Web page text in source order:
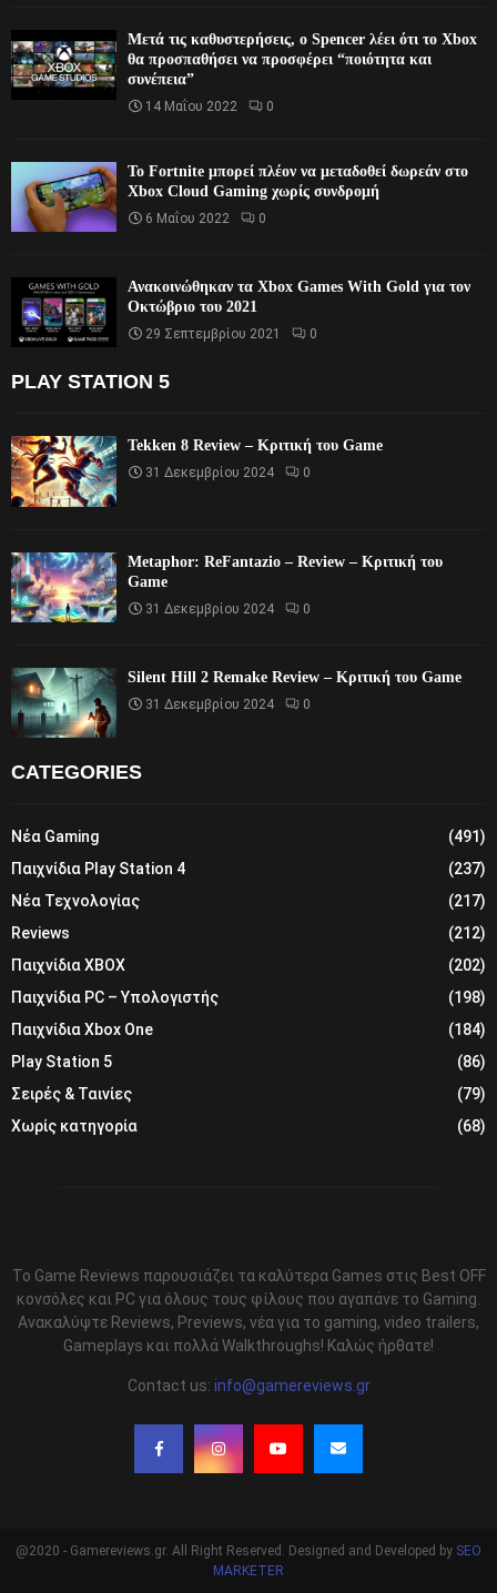
Μετά τις καθυστερήσεις, ο Spencer λέει ότι το Xbox
θα προσπαθήσει να προσφέρει “ποιότητα και
συνέπεια”
14 Μαΐου 2022 0
Το Fortnite μπορεί πλέον να μεταδοθεί δωρεάν στο
Xbox Cloud Gaming χωρίς συνδρομή
6 Μαΐου 2022 0
Ανακοινώθηκαν τα Xbox Games With Gold για τον
Οκτώβριο του 2021
29 Σεπτεμβρίου 2021 0
PLAY STATION 5
Tekken 8 Review – Κριτική του Game
31 Δεκεμβρίου 2024 0
Metaphor: ReFantazio – Review – Κριτική του
Game
31 Δεκεμβρίου 2024 0
Silent Hill 2 Remake Review – Κριτική του Game
31 Δεκεμβρίου 2024 0
CATEGORIES
Νέα Gaming
(491)
Παιχνίδια Play Station 4
(237)
Νέα Τεχνολογίας
(217)
Reviews
(212)
Παιχνίδια XBOX
(202)
Παιχνίδια PC – Υπολογιστής
(198)
Παιχνίδια Xbox One
(184)
Play Station 5
(86)
Σειρές & Ταινίες
(79)
Χωρίς κατηγορία
(68)
Το Game Reviews παρουσιάζει τα καλύτερα Games στις Best OFF
κονσόλες και PC για όλους τους φίλους που αγαπάνε το Gaming.
Ανακαλύψτε Reviews, Previews, νέα για το gaming, video trailers,
Gameplays και πολλά Walkthroughs! Καλώς ήρθατε!
Contact us: info@gamereviews.gr
@2020 - Gamereviews.gr. All Right Reserved. Designed and Developed by SEO
MARKETER